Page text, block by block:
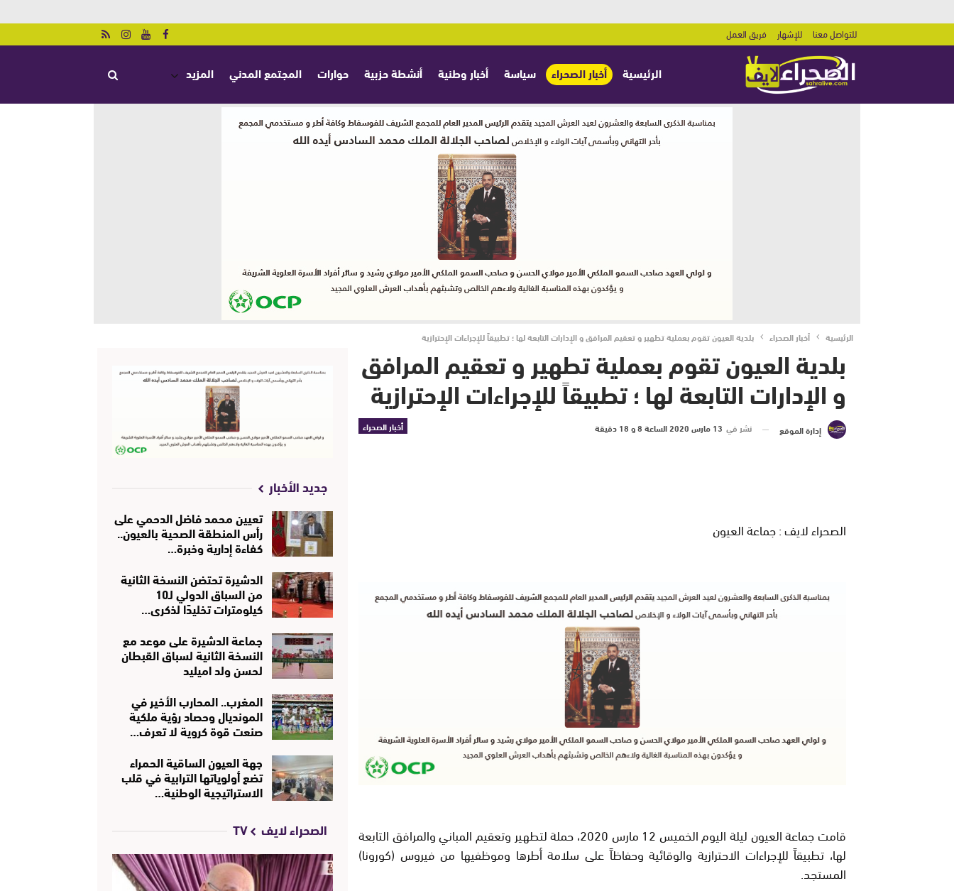
للتواصل معنا للإشهار فريق العمل
الرئيسية أخبار الصحراء سياسة أخبار وطنية أنشطة حزبية حوارات المجتمع المدني المزيد
الرئيسية أخبار الصحراء بلدية العيون تقوم بعملية تطهير و تعقيم المرافق و الإدارات التابعة لها ؛ تطبيقاً للإجراءات الإحترازية
بلدية العيون تقوم بعملية تطهير و تعقيم المرافق
و الإدارات التابعة لها ؛ تطبيقاً للإجراءات الإحترازية
أخبار الصحراء إدارة الموقع نشر في 13 مارس 2020 الساعة 8 و 18 دقيقة
الصحراء لايف : جماعة العيون
قامت جماعة العيون ليلة اليوم الخميس 12 مارس 2020، حملة لتطهير وتعقيم المباني والمرافق التابعة
لها، تطبيقاً للإجراءات الاحترازية والوقائية وحفاظاً على سلامة أطرها وموظفيها من فيروس (كورونا)
المستجد.
جديد الأخبار
تعيين محمد فاضل الدحمي على
رأس المنطقة الصحية بالعيون..
كفاءة إدارية وخبرة…
الدشيرة تحتضن النسخة الثانية
من السباق الدولي لـ10
كيلومترات تخليدًا لذكرى…
جماعة الدشيرة على موعد مع
النسخة الثانية لسباق القبطان
لحسن ولد اميليد
المغرب.. المحارب الأخير في
المونديال وحصاد رؤية ملكية
صنعت قوة كروية لا تعرف…
جهة العيون الساقية الحمراء
تضع أولوياتها الترابية في قلب
الاستراتيجية الوطنية…
الصحراء لايف TV